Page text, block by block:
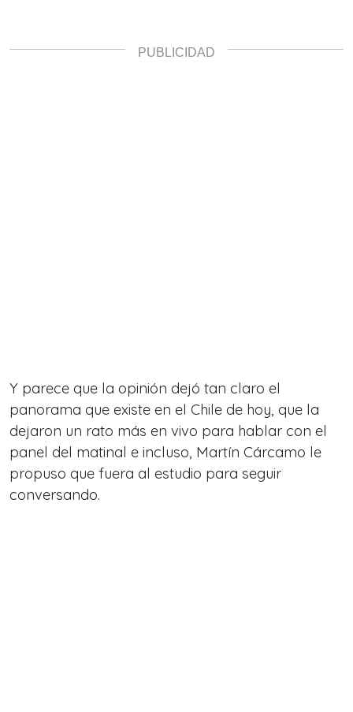
Y parece que la opinión dejó tan claro el
panorama que existe en el Chile de hoy, que la
dejaron un rato más en vivo para hablar con el
panel del matinal e incluso, Martín Cárcamo le
propuso que fuera al estudio para seguir
conversando.